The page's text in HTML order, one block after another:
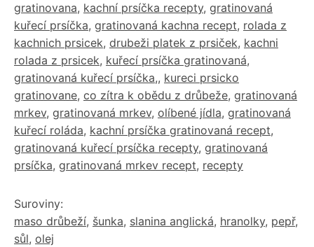
gratinovana, kachní prsíčka recepty, gratinovaná
kuřecí prsíčka, gratinovaná kachna recept, rolada z
kachnich prsicek, drubeži platek z prsiček, kachni
rolada z prsicek, kuřecí prsíčka gratinovaná,
gratinovaná kuřecí prsíčka,, kureci prsicko
gratinovane, co zítra k obědu z drůbeže, gratinovaná
mrkev, gratinovaná mrkev, olíbené jídla, gratinovaná
kuřecí roláda, kachní prsíčka gratinovaná recept,
gratinovaná kuřecí prsíčka recepty, gratinovaná
prsíčka, gratinovaná mrkev recept, recepty
Suroviny:
maso drůbeží, šunka, slanina anglická, hranolky, pepř,
sůl, olej